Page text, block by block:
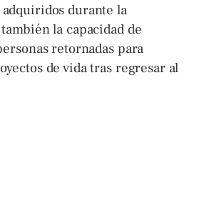
durante la
la capacidad de
retornadas para
de vida tras regresar al